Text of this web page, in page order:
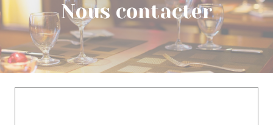
Nous contacter